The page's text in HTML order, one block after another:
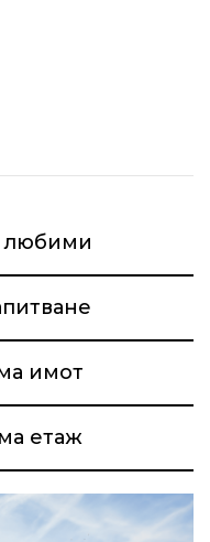
любими
имот
етаж